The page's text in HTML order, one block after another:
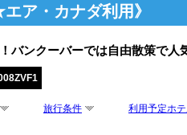
ア・カナダ利用》
バンクーバーでは自由散策で人
旅行条件 利用予定ホ